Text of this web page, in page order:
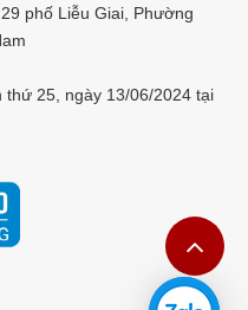
phố Liễu Giai, Phường
thứ 25, ngày 13/06/2024 tại